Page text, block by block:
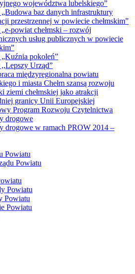
województwa lubelskiego”
baz danych infrastruktury
przestrzennej w powiecie chełmskim”
powiat chełmski – rozwój
usług publicznych w powiecie
pokoleń”
Urząd”
międzyregionalna powiatu
i miasta Chełm szansą rozwoju
ziemi chełmskiej jako atrakcji
granicy Unii Europejskiej
Program Rozwoju Czytelnictwa
drogowe
drogowe w ramach PROW 2014 –
Powiatu
Powiatu
Powiatu
Powiatu
Powiatu